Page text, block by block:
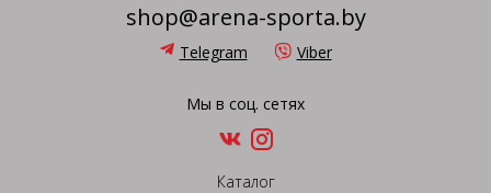
shop@arena-sporta.by
Telegram Viber
Мы в соц. сетях
Каталог